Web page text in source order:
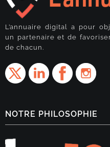
L’annuaire digital a pour
un partenaire et de
de chacun.
NOTRE PHILOSOPHIE